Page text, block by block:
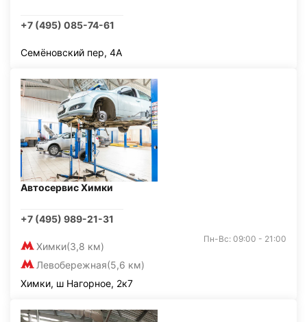
+7 (495) 085-74-61
Семёновский пер, 4А
Автосервис Химки
+7 (495) 989-21-31
Химки(3,8 км)
Левобережная(5,6 км)
Пн-Вс: 09:00 - 21:00
Химки, ш Нагорное, 2к7